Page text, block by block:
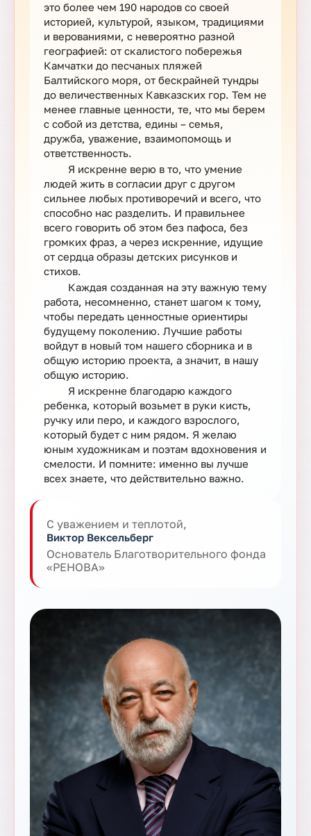
это более чем 190 народов со своей
историей, культурой, языком, традициями
и верованиями, с невероятно разной
географией: от скалистого побережья
Камчатки до песчаных пляжей
Балтийского моря, от бескрайней тундры
до величественных Кавказских гор. Тем не
менее главные ценности, те, что мы берем
с собой из детства, едины – семья,
дружба, уважение, взаимопомощь и
ответственность.
Я искренне верю в то, что умение
людей жить в согласии друг с другом
сильнее любых противоречий и всего, что
способно нас разделить. И правильнее
всего говорить об этом без пафоса, без
громких фраз, а через искренние, идущие
от сердца образы детских рисунков и
стихов.
Каждая созданная на эту важную тему
работа, несомненно, станет шагом к тому,
чтобы передать ценностные ориентиры
будущему поколению. Лучшие работы
войдут в новый том нашего сборника и в
общую историю проекта, а значит, в нашу
общую историю.
Я искренне благодарю каждого
ребенка, который возьмет в руки кисть,
ручку или перо, и каждого взрослого,
который будет с ним рядом. Я желаю
юным художникам и поэтам вдохновения и
смелости. И помните: именно вы лучше
всех знаете, что действительно важно.
С уважением и теплотой,
Виктор Вексельберг
Основатель Благотворительного фонда
«РЕНОВА»